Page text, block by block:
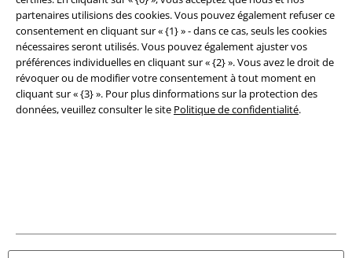
partenaires utilisions des cookies. Vous pouvez également refuser ce
consentement en cliquant sur « {1} » - dans ce cas, seuls les cookies
nécessaires seront utilisés. Vous pouvez également ajuster vos
préférences individuelles en cliquant sur « {2} ». Vous avez le droit de
révoquer ou de modifier votre consentement à tout moment en
cliquant sur « {3} ». Pour plus dinformations sur la protection des
données, veuillez consulter le site Politique de confidentialité.
Clauses de confidentialité
Élimination des déchets et protection de l'environnement
Déclaration de Conformité
Tous nos prix sont T.T.C. Cependant, ils ne comprennent pasles frais
denvoi.